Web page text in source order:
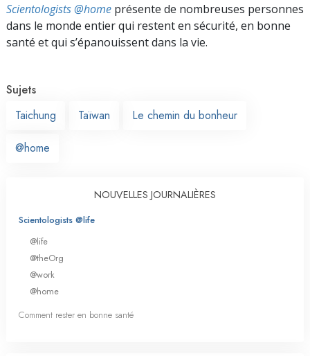
Scientologists @home présente de nombreuses personnes
dans le monde entier qui restent en sécurité, en bonne
santé et qui s’épanouissent dans la vie.
Sujets
Taichung
Taïwan Le chemin du bonheur
@home
NOUVELLES JOURNALIÈRES
Scientologists @life
@life
@theOrg
@work
@home
Comment rester en bonne santé